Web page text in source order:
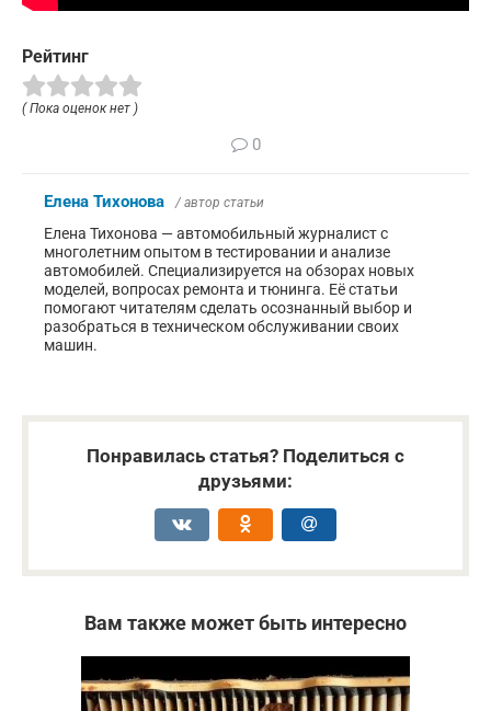
Рейтинг
( Пока оценок нет )
0
Елена Тихонова / автор статьи
Елена Тихонова — автомобильный журналист с
многолетним опытом в тестировании и анализе
автомобилей. Специализируется на обзорах новых
моделей, вопросах ремонта и тюнинга. Её статьи
помогают читателям сделать осознанный выбор и
разобраться в техническом обслуживании своих
машин.
Понравилась статья? Поделиться с
друзьями:
Вам также может быть интересно